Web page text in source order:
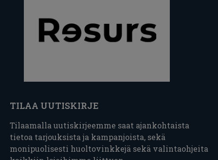
TILAA UUTISKIRJE
Tilaamalla uutiskirjeemme saat ajankohtaista
tietoa tarjouksista ja kampanjoista, sekä
monipuolisesti huoltovinkkejä sekä valintaohjeita